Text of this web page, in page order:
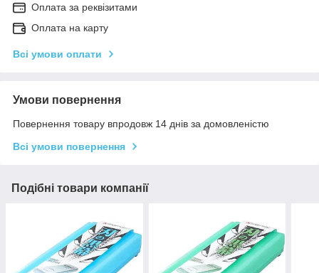
Оплата за реквізитами
Оплата на карту
Всі умови оплати
Умови повернення
Повернення товару впродовж 14 днів за домовленістю
Всі умови повернення
Подібні товари компанії